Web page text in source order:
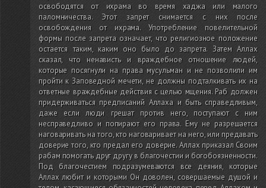
освободятся от ихрама во время хаджа или малого
паломничества. Этот запрет снимается с них после
освобождения от ихрама. Употребление повелительной
формы после запрета означает, что религиозное положение
остается таким, каким оно было до запрета. Затем Аллах
сказал, что ненависть и враждебное отношение людей,
которые посягнули на права мусульман и не позволили им
пройти к Заповедной мечети, не должны подталкивать их на
ответные враждебные действия с целью мщения. Раб должен
придерживаться предписаний Аллаха и быть справедливым,
даже если люди грешат против него, поступают с ним
несправедливо и попирают его права. Ему не разрешается
наговаривать на того, кто наговаривает на него, или предавать
доверие того, кто предал его доверие. Аллах приказал Своим
рабам помогать друг другу в благочестии и богобоязненности.
Под благочестием подразумеваются все деяния, которые
Аллах любит и которыми Он доволен, совершаемые душой и